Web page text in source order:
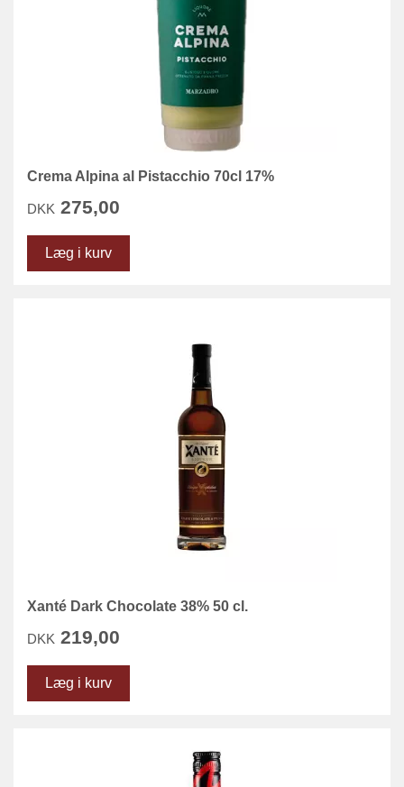
Crema Alpina al Pistacchio 70cl 17%
DKK 275,00
Læg i kurv
Xanté Dark Chocolate 38% 50 cl.
DKK 219,00
Læg i kurv